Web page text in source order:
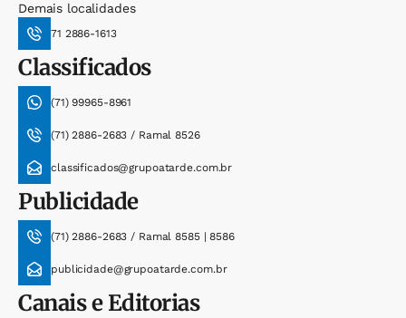
Demais localidades
71 2886-1613
Classificados
(71) 99965-8961
(71) 2886-2683 / Ramal 8526
classificados@grupoatarde.com.br
Publicidade
(71) 2886-2683 / Ramal 8585 | 8586
publicidade@grupoatarde.com.br
Canais e Editorias